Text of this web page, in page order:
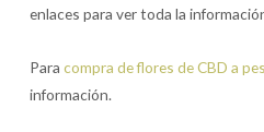
enlaces para ver toda la
Paracompra de flores de CBD a
información.